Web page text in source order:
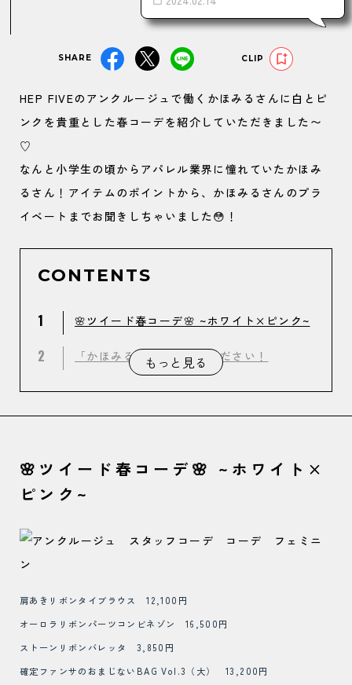
SHARE CLIP
HEP FIVEのアンクルージュで働くかほみるさんに白とピ
ンクを貴重とした春コーデを紹介していただきました〜
♡
なんと小学生の頃からアパレル業界に憧れていたかほみ
るさん！アイテムのポイントから、かほみるさんのプラ
イベートまでお聞きしちゃいました😳！
CONTENTS
1 🌸ツイード春コーデ🌸 ~ホワイト×ピンク~
2 「かほみるさん」教えてください！
もっと見る
🌸ツイード春コーデ🌸 ~ホワイト×
ピンク~
肩あきリボンタイブラウス 12,100円
オーロラリボンパーツコンビネゾン 16,500円
ストーンリボンバレッタ 3,850円
確定ファンサのおまじないBAG Vol.3（大） 13,200円